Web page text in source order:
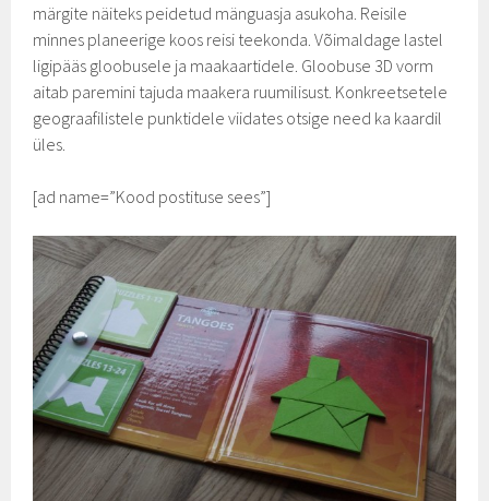
märgite näiteks peidetud mänguasja asukoha. Reisile
minnes planeerige koos reisi teekonda. Võimaldage lastel
ligipääs gloobusele ja maakaartidele. Gloobuse 3D vorm
aitab paremini tajuda maakera ruumilisust. Konkreetsetele
geograafilistele punktidele viidates otsige need ka kaardil
üles.
[ad name=”Kood postituse sees”]